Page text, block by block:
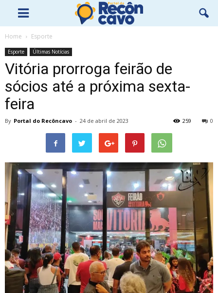
Home Esporte
Esporte Últimas Notícias
Vitória prorroga feirão de
sócios até a próxima sexta-
feira
By Portal do Recôncavo - 24 de abril de 2023 0
259